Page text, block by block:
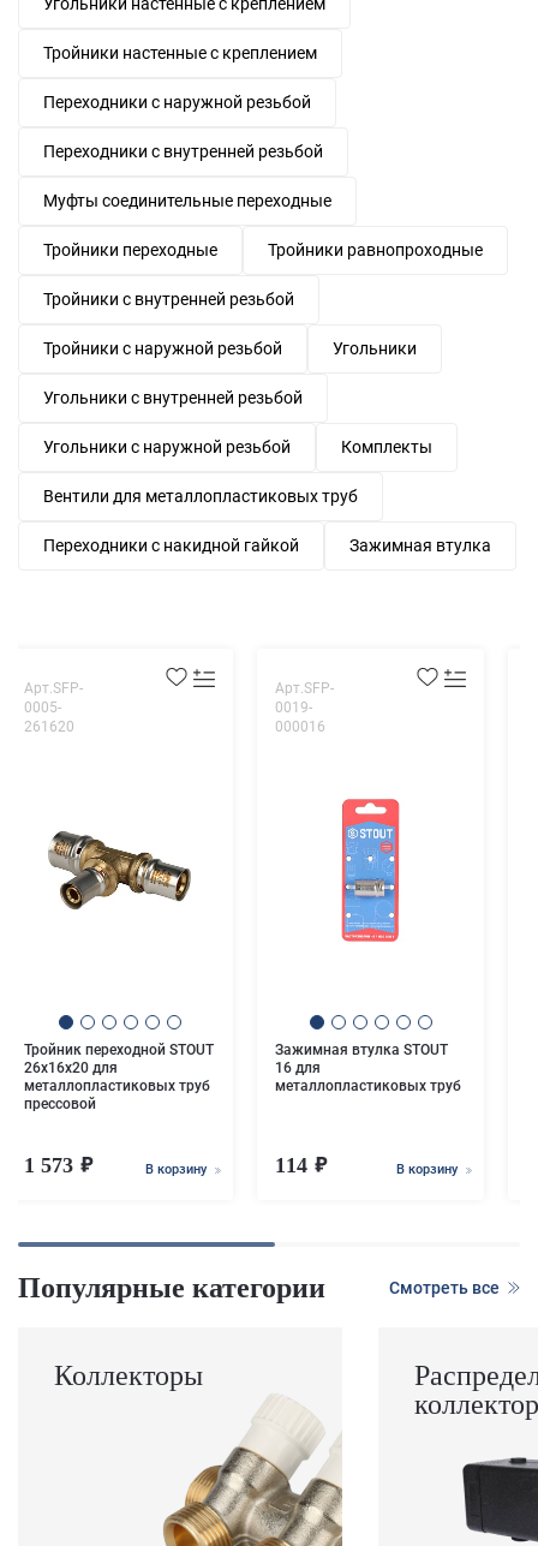
Тройники настенные с креплением
Переходники с наружной резьбой
Переходники с внутренней резьбой
Муфты соединительные переходные
Тройники переходные Тройники равнопроходные
Тройники с внутренней резьбой
Тройники с наружной резьбой Угольники
Угольники с внутренней резьбой
Угольники с наружной резьбой Комплекты
Вентили для металлопластиковых труб
Переходники с накидной гайкой Зажимная втулка
Арт.SFP-
0005-
261620
Тройник переходной STOUT
26х16х20 для
металлопластиковых труб
прессовой
1 573 В корзину
Арт.SFP-
0019-
000016
Зажимная втулка STOUT
16 для
металлопластиковых труб
114 В корзину
Популярные категории Смотреть все
Коллекторы